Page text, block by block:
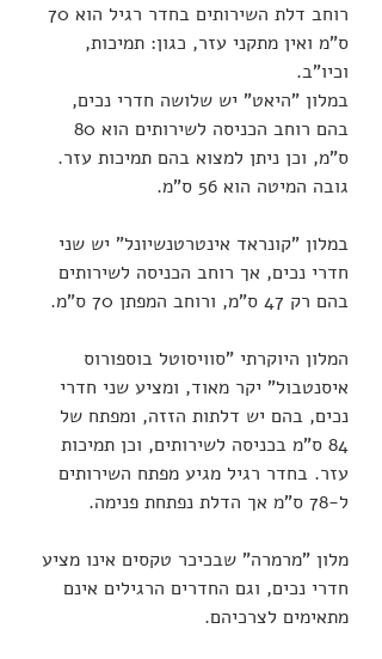
ס"מ ואין מתקני עזר, כגון: תמיכות,
וכיו"ב.
במלון "היאט" יש שלושה חדרי נכים,
ס"מ, וכן ניתן למצוא בהם תמיכות עזר.
גובה המיטה הוא 56 ס"מ.
במלון "קונראד אינטרטנשיונל" יש שני
חדרי נכים, אך רוחב הכניסה לשירותים
בהם רק 47 ס"מ, ורוחב המפתן 70 ס"מ.
המלון היוקרתי "סוויסוטל בוספורוס
איסנטבול" יקר מאוד, ומציע שני חדרי
נכים, בהם יש דלתות הזזה, ומפתח של
84 ס"מ בכניסה לשירותים, וכן תמיכות
עזר. בחדר רגיל מגיע מפתח השירותים
ל-78 ס"מ אך הדלת נפתחת פנימה.
מלון "מרמרה" שבכיכר טקסים אינו מציע
חדרי נכים, וגם החדרים הרגילים אינם
מתאימים לצרכיהם.